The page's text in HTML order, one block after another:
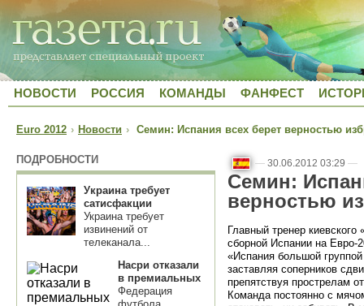
НОВОСТИ РОССИЯ КОМАНДЫ ФАНФЕСТ
Euro 2012 › Новости › Семин: Испания всех берет верностью
ПОДРОБНОСТИ
Украина требует
сатисфакции
Украина требует
извинений от
телеканала...
Насри отказали
в премиальных
Федерация
— 30.06.2012 03:29 —
Семин:
верностью
Главный тренер
сборной Испании на Евро-
«Испания большой
заставляя соперников
препятствуя прострелам
Команда постоянно с